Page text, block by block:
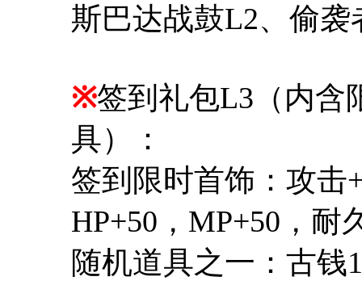
斯巴达战鼓L2、偷
※签到礼包L3（内含
具）：
签到限时首饰：攻击
HP+50，MP+50，耐
随机道具之一：古钱